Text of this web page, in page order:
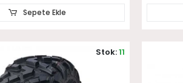
Sepete Ekle
Stok:11